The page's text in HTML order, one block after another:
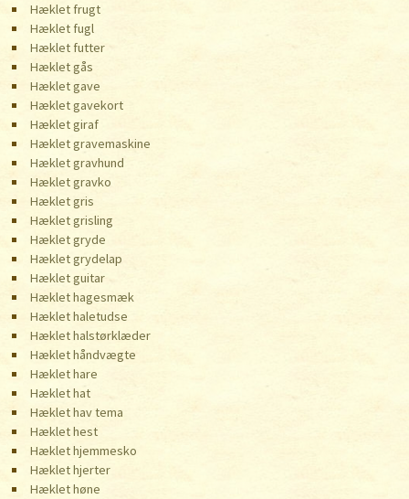
Hæklet frugt
Hæklet fugl
Hæklet futter
Hæklet gås
Hæklet gave
Hæklet gavekort
Hæklet giraf
Hæklet gravemaskine
Hæklet gravhund
Hæklet gravko
Hæklet gris
Hæklet grisling
Hæklet gryde
Hæklet grydelap
Hæklet guitar
Hæklet hagesmæk
Hæklet haletudse
Hæklet halstørklæder
Hæklet håndvægte
Hæklet hare
Hæklet hat
Hæklet hav tema
Hæklet hest
Hæklet hjemmesko
Hæklet hjerter
Hæklet høne